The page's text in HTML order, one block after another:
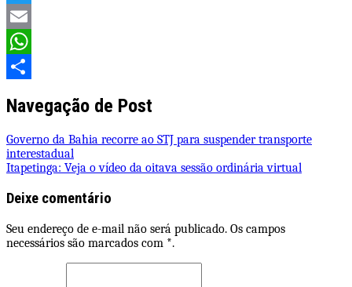
Twitter
Email
WhatsApp
Navegação de Post
Governo da Bahia recorre ao STJ para suspender transporte
interestadual
Itapetinga: Veja o vídeo da oitava sessão ordinária virtual
Deixe comentário
Seu endereço de e-mail não será publicado. Os campos
necessários são marcados com *.